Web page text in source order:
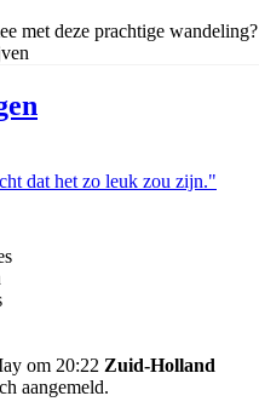
met deze prachtige wandeling?
dat het zo leuk zou zijn."
om 20:22 Zuid-Holland
aangemeld.